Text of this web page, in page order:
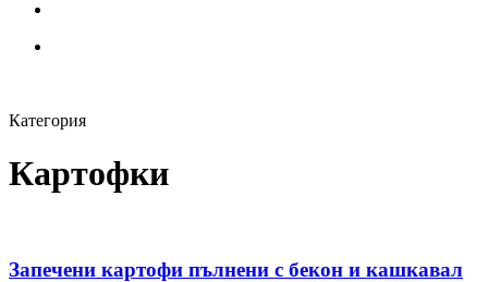
Категория
Картофки
Запечени картофи пълнени с бекон и кашкавал